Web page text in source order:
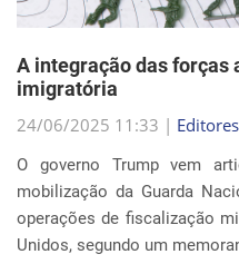
imigratória
24/06/2025 11:33 |
O governo Trump vem
mobilização da Guarda
operações de fiscalização
Unidos, segundo um